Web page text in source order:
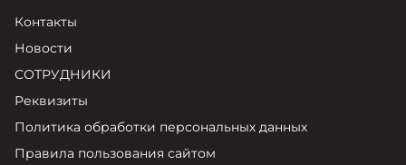
Контакты
Новости
СОТРУДНИКИ
Реквизиты
Политика обработки персональных данных
Правила пользования сайтом